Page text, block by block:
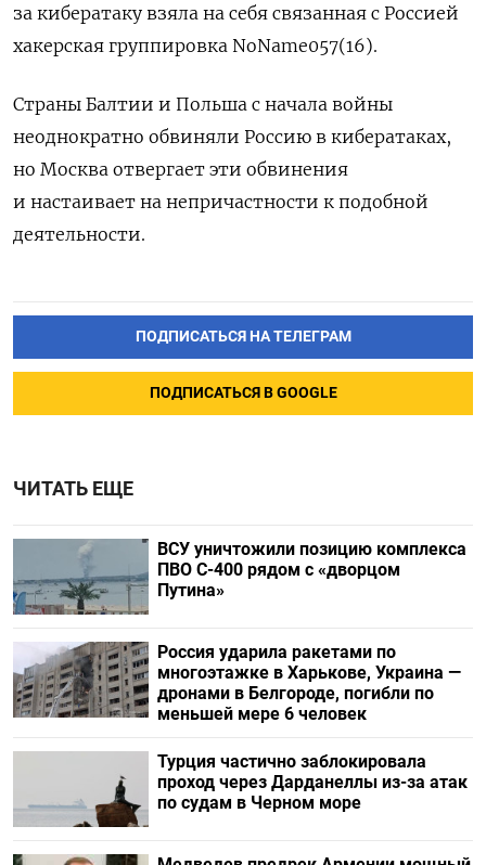
за кибератаку взяла на себя связанная с Россией
хакерская группировка NoName057(16).
Страны Балтии и Польша с начала войны
неоднократно обвиняли Россию в кибератаках,
но Москва отвергает эти обвинения
и настаивает на непричастности к подобной
деятельности.
ПОДПИСАТЬСЯ НА ТЕЛЕГРАМ
ПОДПИСАТЬСЯ В GOOGLE
ЧИТАТЬ ЕЩЕ
ВСУ уничтожили позицию комплекса
ПВО С-400 рядом с «дворцом
Путина»
Россия ударила ракетами по
многоэтажке в Харькове, Украина —
дронами в Белгороде, погибли по
меньшей мере 6 человек
Турция частично заблокировала
проход через Дарданеллы из-за атак
по судам в Черном море